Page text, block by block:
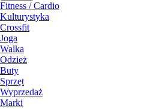
Fitness / Cardio
Kulturystyka
Crossfit
Joga
Walka
Odzież
Buty
Sprzęt
Wyprzedaż
Marki